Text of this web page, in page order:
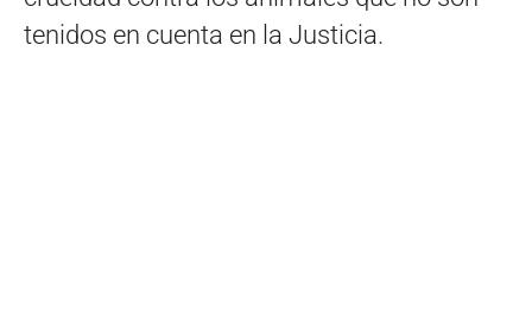
tenidos en cuenta en la Justicia.